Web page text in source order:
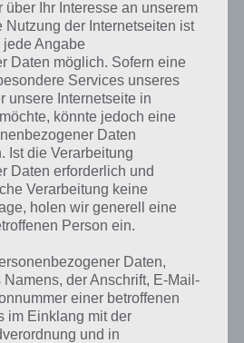
von rechts nach links. Ein Gegenständ
antippen müsst.
und erneut antippen, wodurch das
ist auch dieses Level gelöst.
4 Lösung
auf der Tür von Escape Action? Dort
gleichbedeutend mit der Lösung. Shake
und genau das musst du mit deinem
machen.
herunter, den es nur noch
Escape Action Level 4 gelöst.
über Ihr Interesse an unserem
Nutzung der Internetseiten ist
Angabe
Daten möglich. Sofern eine
Services unseres
unsere Internetseite in
könnte jedoch eine
Daten
Ist die Verarbeitung
Daten erforderlich und
Verarbeitung keine
holen wir generell eine
Person ein.
Daten,
der Anschrift, E-Mail-
einer betroffenen
im Einklang mit der
und in